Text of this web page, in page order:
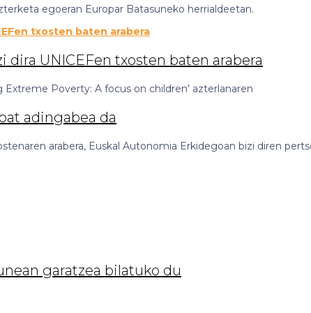
egoeran Europar Batasuneko herrialdeetan.
UNICEFen txosten baten arabera
Poverty: A focus on children’ azterlanaren
adingabea da
arabera, Euskal Autonomia Erkidegoan bizi diren
garatzea bilatuko du